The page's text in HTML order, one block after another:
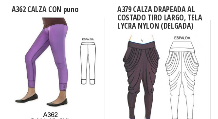
múltiples
variantes.
Las
opciones
se
pueden
elegir
A362 CALZA CON puno A379 CALZA DRAPEADA AL
COSTADO TIRO LARGO, TELA
LYCRA NYLON (DELGADA)